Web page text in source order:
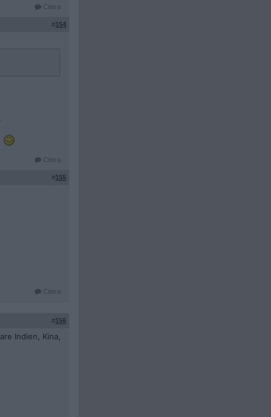
Citera
#154
Citera
#155
Citera
#156
Indien, Kina,